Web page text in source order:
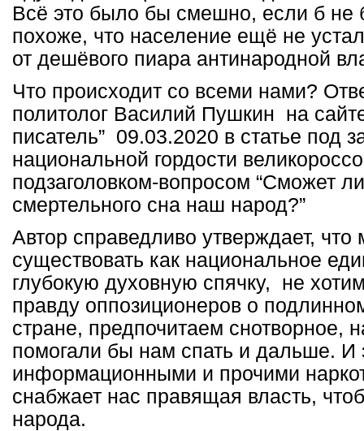
Всё это было бы смешно, если б не
похоже, что население ещё не
от дешёвого пиара антинародной
Что происходит со всеми нами?
политолог Василий Пушкин на
писатель” 09.03.2020 в статье под
национальной гордости
подзаголовком-вопросом “Сможет
смертельного сна наш народ?”
Автор справедливо утверждает,
существовать как национальное
глубокую духовную спячку, не
правду оппозиционеров о
стране, предпочитаем снотворное,
помогали бы нам спать и дальше. И
информационными и прочими
снабжает нас правящая власть,
народа.